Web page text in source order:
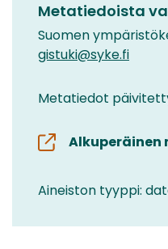
Metatiedoista
Suomen
gistuki@syke.fi
Metatiedot
Alkuperäinen
Aineiston tyyppi: